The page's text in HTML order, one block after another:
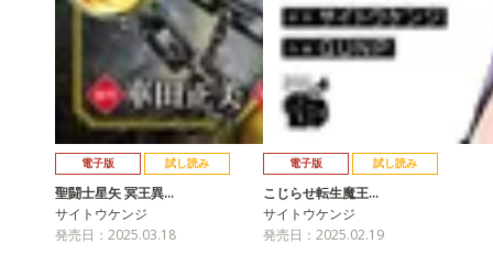
電子版 試し読み
聖闘士星矢 冥王異…
サイトウケンジ
発売日：2025.03.18
電子版 試し読み
こじらせ転生魔王…
サイトウケンジ
発売日：2025.02.19